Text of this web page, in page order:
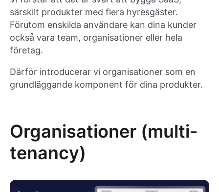
särskilt produkter med flera hyresgäster.
Förutom enskilda användare kan dina kunder
också vara team, organisationer eller hela
företag.
Därför introducerar vi organisationer som en
grundläggande komponent för dina produkter.
Organisationer (multi-
tenancy)